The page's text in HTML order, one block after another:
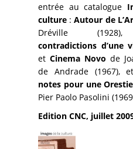
entrée au catalogue
culture :Autour de
Dréville
contradictions d’une
etCinema Novode
de Andrade (1967),
notes pour une
Pier Paolo Pasolini
Edition CNC, juillet